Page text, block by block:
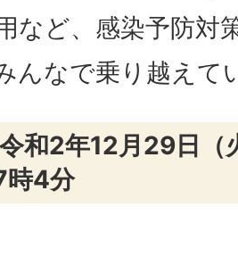
など、感染予防対
んなで乗り越えて
和2年12月29日（
時4分